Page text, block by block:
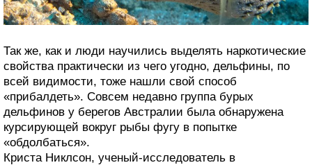
Так же, как и люди научились выделять наркотические
свойства практически из чего угодно, дельфины, по
всей видимости, тоже нашли свой способ
«прибалдеть». Совсем недавно группа бурых
дельфинов у берегов Австралии была обнаружена
курсирующей вокруг рыбы фугу в попытке
«обдолбаться».
Криста Никлсон, ученый-исследователь в